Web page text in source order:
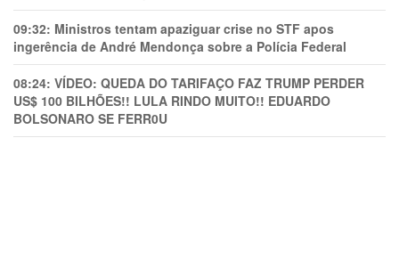
09:32: Ministros tentam apaziguar crise no STF apos
ingerência de André Mendonça sobre a Polícia Federal
08:24: VÍDEO: QUEDA DO TARIFAÇO FAZ TRUMP PERDER
US$ 100 BILHÕES!! LULA RINDO MUITO!! EDUARDO
BOLSONARO SE FERR0U